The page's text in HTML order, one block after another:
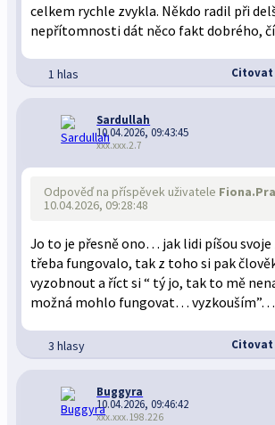
celkem rychle zvykla. Někdo radil při
nepřítomnosti dát něco fakt dobrého,
1 hlas Citovat
Sardullah
10.04.2026, 09:43:45
xxx.xxx.2.7
Odpověď na příspěvek uživatele
10.04.2026, 09:28:48
Jo to je přesně ono… jak lidi píšou svoje
třeba fungovalo, tak z toho si pak
vyzobnout a říct si “ tý jo, tak to mě
možná mohlo fungovat… vyzkouším”…
3 hlasy Citovat
Buggyra
10.04.2026, 09:46:42
xxx.xxx.198.226